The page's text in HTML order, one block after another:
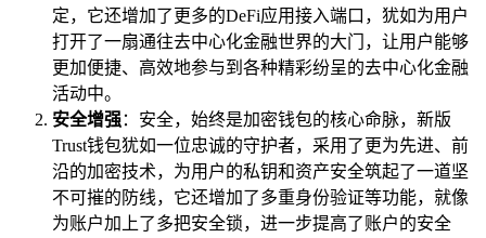
定，它还增加了更多的DeFi应用接入端口，犹如为用户
打开了一扇通往去中心化金融世界的大门，让用户能够
更加便捷、高效地参与到各种精彩纷呈的去中心化金融
活动中。
安全增强：安全，始终是加密钱包的核心命脉，新版
Trust钱包犹如一位忠诚的守护者，采用了更为先进、前
沿的加密技术，为用户的私钥和资产安全筑起了一道坚
不可摧的防线，它还增加了多重身份验证等功能，就像
为账户加上了多把安全锁，进一步提高了账户的安全